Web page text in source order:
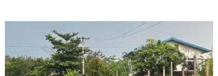
ယှေန် မ္ဒးသ္ပဒတန်ကဵု…